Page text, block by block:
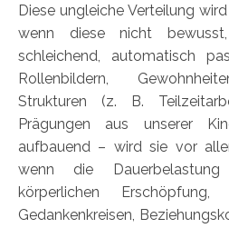
Diese ungleiche Verteilung
wenn diese nicht
schleichend, automatisch
Rollenbildern,
Strukturen (z. B.
Prägungen aus unserer
aufbauend – wird sie vor
wenn die
körperlichen Erschöpfung,
Gedankenkreisen,